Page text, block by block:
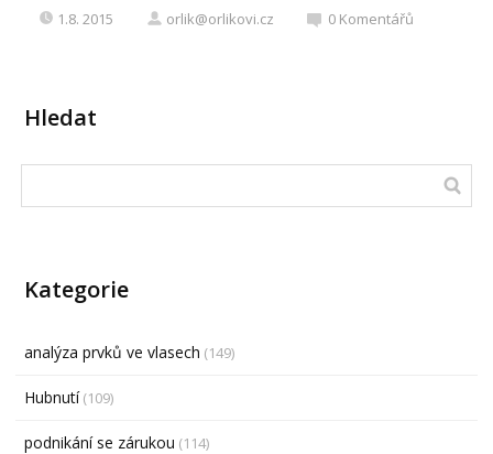
1.8. 2015 orlik@orlikovi.cz 0 Komentářů
Hledat
Kategorie
analýza prvků ve vlasech (149)
Hubnutí(109)
podnikání se zárukou (114)